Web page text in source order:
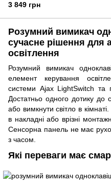
(Dimmer) Jeweller white
000051264
3 849 грн
Розумний вимикач
сучасне рішення для
освітлення
Розумний вимикач
елемент керування
системи Ajax LightSwitch та
Достатньо одного дотику до
або вимкнути світло в
в накладні або врізні
Сенсорна панель не має
з часом.
Які переваги має